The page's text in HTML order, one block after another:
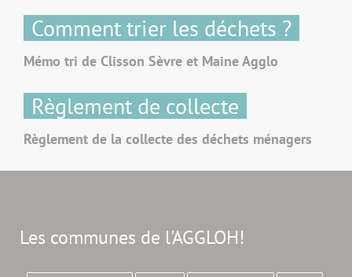
Comment trier les déchets ?
Mémo tri de Clisson Sèvre et Maine Agglo
Règlement de collecte
Règlement de la collecte des déchets ménagers
Les communes de l'AGGLOH!